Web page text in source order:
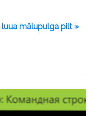
luua mälupulga pilt »